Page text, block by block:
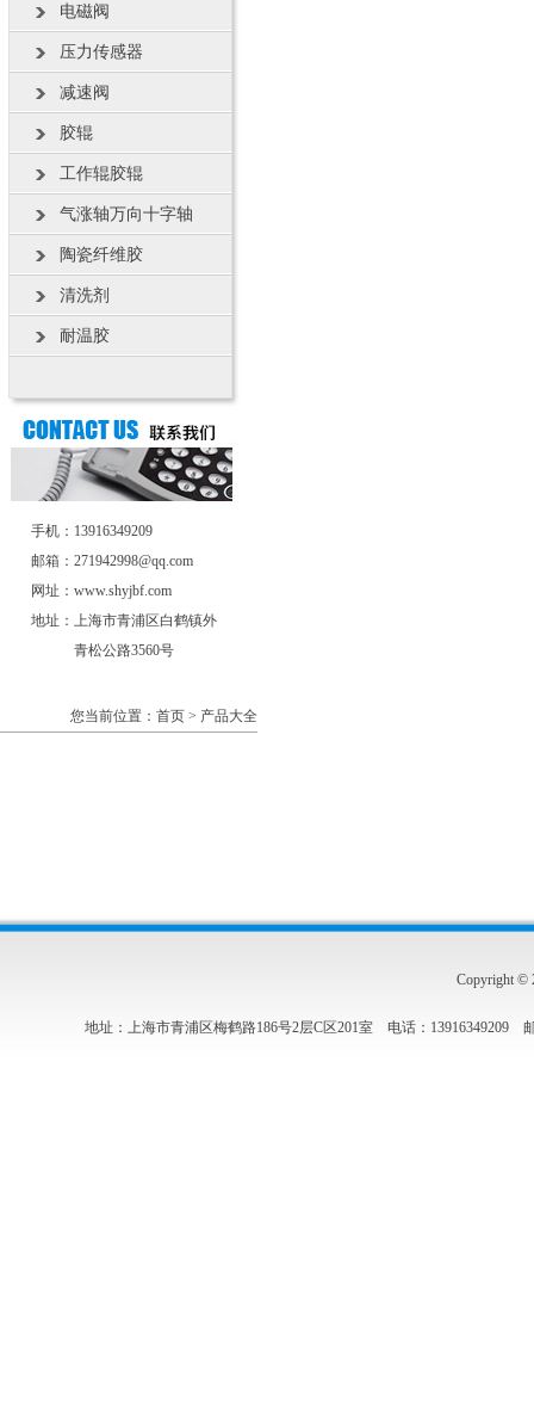
电磁阀
压力传感器
减速阀
胶辊
工作辊胶辊
气涨轴万向十字轴
陶瓷纤维胶
清洗剂
耐温胶
手机：13916349209
邮箱：271942998@qq.com
网址：www.shyjbf.com
地址：上海市青浦区白鹤镇外
青松公路3560号
您当前位置：首页 > 产品大全
Copyright ©
地址：上海市青浦区梅鹤路186号2层C区201室 电话：13916349209